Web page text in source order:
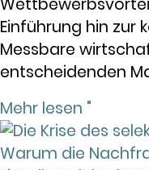
Einführung hin zur
Messbare
entscheidenden
Mehr lesen "